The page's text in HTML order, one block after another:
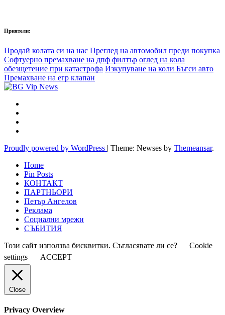
Приятели:
Продай колата си на нас Преглед на автомобил преди покупка
Софтуерно премахване на дпф филтър оглед на кола
обезщетение при катастрофа Изкупуване на коли Бъгси авто
Премахване на егр клапан
Proudly powered by WordPress | Theme: Newses by Themeansar.
Home
Pin Posts
КОНТАКТ
ПАРТНЬОРИ
Петър Ангелов
Реклама
Социални мрежи
СЪБИТИЯ
Този сайт използва бисквитки. Съгласявате ли се?
Cookie
settings
ACCEPT
Close
Privacy Overview